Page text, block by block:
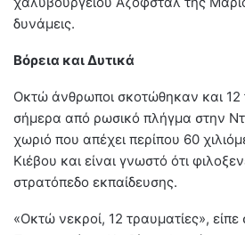
δυνάμεις.
Βόρεια και Δυτικά
Οκτώ άνθρωποι σκοτώθηκαν και 12
σήμερα από ρωσικό πλήγμα στην
χωριό που απέχει περίπου 60
Κιέβου και είναι γνωστό ότι
στρατόπεδο εκπαίδευσης.
«Οκτώ νεκροί, 12 τραυματίες», είπε